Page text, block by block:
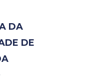
DA
DE